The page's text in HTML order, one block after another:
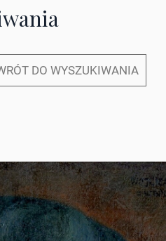
DO WYSZUKIWANIA